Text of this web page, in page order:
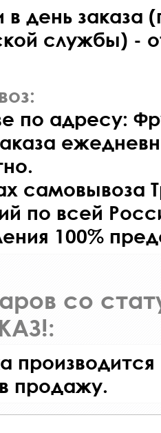
в день заказа
службы) -
по адресу:
самовывоза
по всей
100%
со
продажу.